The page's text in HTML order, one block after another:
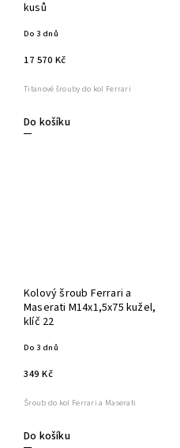
kusů
Do 3 dnů
17 570 Kč
Do košíku
Titanové šrouby do kol Ferrari
Kolový šroub Ferrari a
Maserati M14x1,5x75 kužel,
klíč 22
Do 3 dnů
349 Kč
Do košíku
Šroub do kol Ferrari a Maserati